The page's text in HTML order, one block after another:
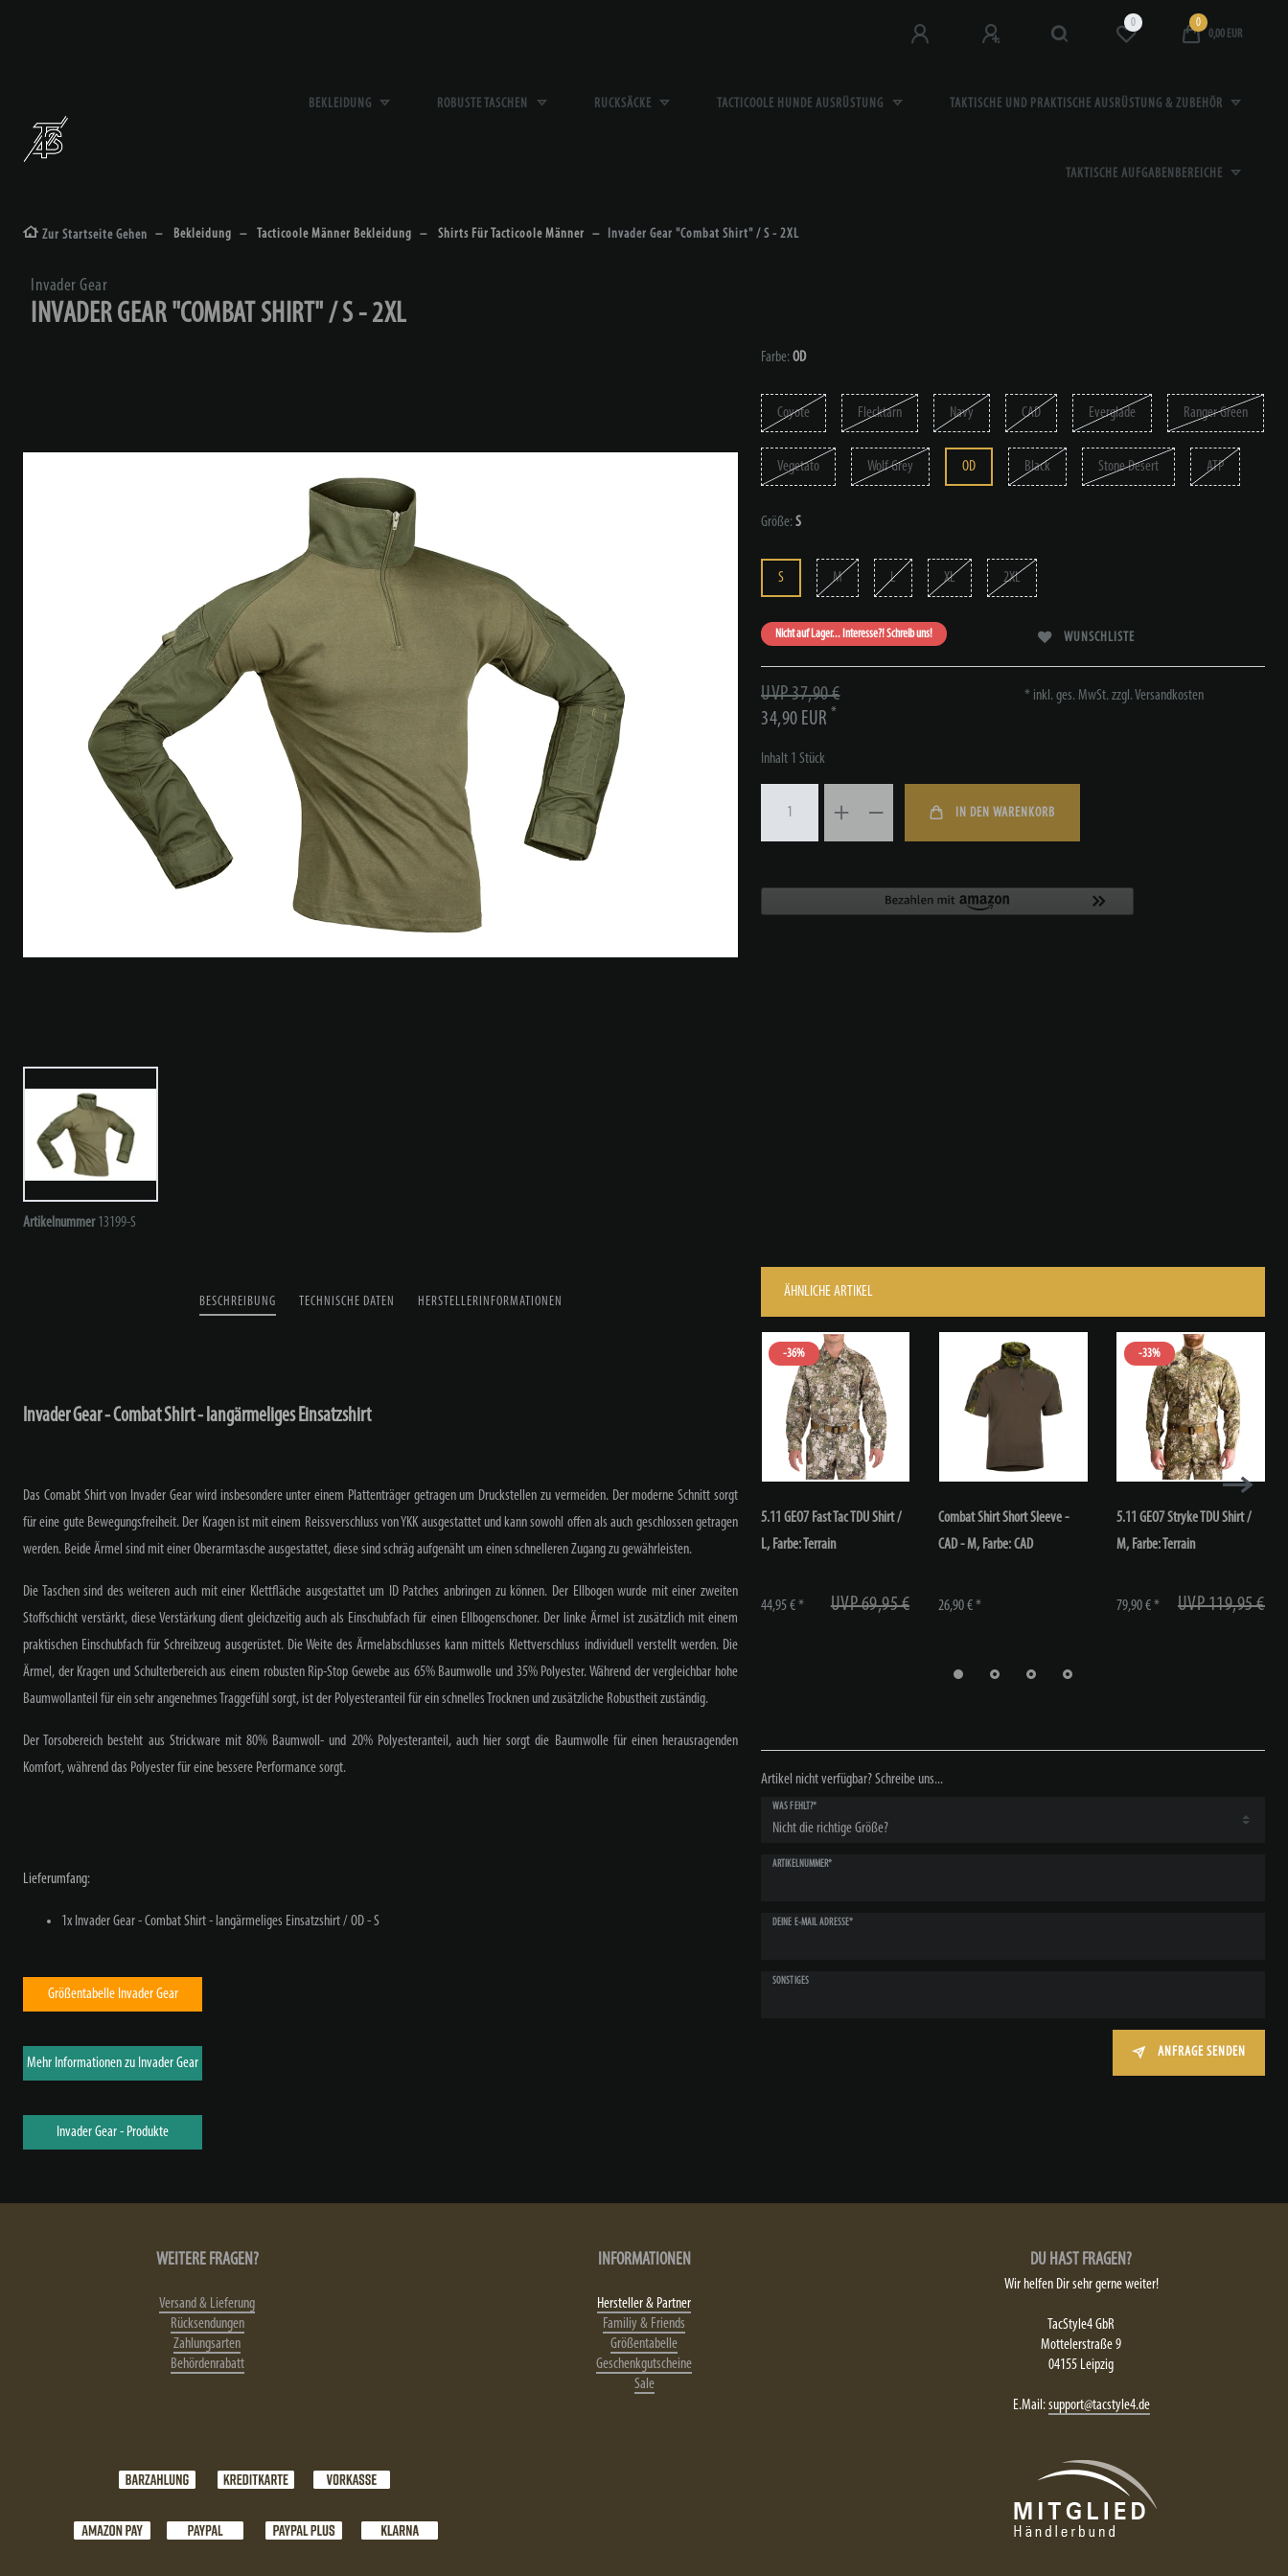
0
0
0,00 EUR
BEKLEIDUNG ROBUSTE TASCHEN RUCKSÄCKE TACTICOOLE HUNDE AUSRÜSTUNG TAKTISCHE UND PRAKTISCHE AUSRÜSTUNG & ZUBEHÖR
TAKTISCHE AUFGABENBEREICHE
Zur Startseite Gehen Bekleidung Tacticoole Männer Bekleidung Shirts Für Tacticoole Männer Invader Gear "Combat Shirt" / S - 2XL
Invader Gear
INVADER GEAR "COMBAT SHIRT" / S - 2XL
Artikelnummer13199-S
Farbe: OD
Coyote Flecktarn Navy CAD Everglade Ranger Green
Vegetato Wolf Grey OD Black Stone Desert ATP
Größe: S
S M L XL 2XL
Nicht auf Lager... Interesse?! Schreib uns! WUNSCHLISTE
UVP 37,90 €
34,90 EUR *
Inhalt 1 Stück
* inkl. ges. MwSt. zzgl.Versandkosten
IN DEN WARENKORB
BESCHREIBUNG TECHNISCHE DATEN HERSTELLERINFORMATIONEN
Invader Gear - Combat Shirt - langärmeliges Einsatzshirt
Das Comabt Shirt von Invader Gear wird insbesondere unter einem Plattenträger getragen um Druckstellen zu vermeiden. Der moderne Schnitt sorgt
für eine gute Bewegungsfreiheit. Der Kragen ist mit einem Reissverschluss von YKK ausgestattet und kann sowohl offen als auch geschlossen getragen
werden. Beide Ärmel sind mit einer Oberarmtasche ausgestattet, diese sind schräg aufgenäht um einen schnelleren Zugang zu gewährleisten.
Die Taschen sind des weiteren auch mit einer Klettfläche ausgestattet um ID Patches anbringen zu können. Der Ellbogen wurde mit einer zweiten
Stoffschicht verstärkt, diese Verstärkung dient gleichzeitig auch als Einschubfach für einen Ellbogenschoner. Der linke Ärmel ist zusätzlich mit einem
praktischen Einschubfach für Schreibzeug ausgerüstet. Die Weite des Ärmelabschlusses kann mittels Klettverschluss individuell verstellt werden. Die
Ärmel, der Kragen und Schulterbereich aus einem robusten Rip-Stop Gewebe aus 65% Baumwolle und 35% Polyester. Während der vergleichbar hohe
Baumwollanteil für ein sehr angenehmes Traggefühl sorgt, ist der Polyesteranteil für ein schnelles Trocknen und zusätzliche Robustheit zuständig.
Der Torsobereich besteht aus Strickware mit 80% Baumwoll- und 20% Polyesteranteil, auch hier sorgt die Baumwolle für einen herausragenden
Komfort, während das Polyester für eine bessere Performance sorgt.
Lieferumfang:
1x Invader Gear - Combat Shirt - langärmeliges Einsatzshirt / OD - S
Größentabelle Invader Gear
Mehr Informationen zu Invader Gear
Invader Gear - Produkte
ÄHNLICHE ARTIKEL
-36%
5.11 GEO7 Fast Tac TDU Shirt /
L, Farbe: Terrain
UVP 69,95 €
44,95 € *
Combat Shirt Short Sleeve -
CAD - M, Farbe: CAD
26,90 € *
-33%
5.11 GEO7 Stryke TDU Shirt /
M, Farbe: Terrain
UVP 119,95 €
79,90 € *
Artikel nicht verfügbar? Schreibe uns...
WAS FEHLT?*
ARTIKELNUMMER*
DEINE E-MAIL ADRESSE*
SONSTIGES
ANFRAGE SENDEN
WEITERE FRAGEN?
Versand & Lieferung
Rücksendungen
Zahlungsarten
Behördenrabatt
INFORMATIONEN
Hersteller & Partner
Familiy & Friends
Größentabelle
Geschenkgutscheine
Sale
DU HAST FRAGEN?
Wir helfen Dir sehr gerne weiter!
TacStyle4 GbR
Mottelerstraße 9
04155 Leipzig
E.Mail:support@tacstyle4.de